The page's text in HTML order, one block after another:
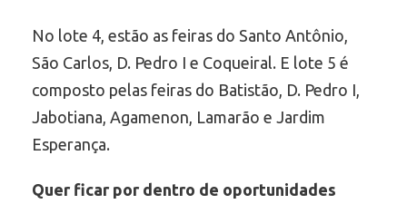
No lote 4, estão as feiras do Santo Antônio,
São Carlos, D. Pedro I e Coqueiral. E lote 5 é
composto pelas feiras do Batistão, D. Pedro I,
Jabotiana, Agamenon, Lamarão e Jardim
Esperança.
Quer ficar por dentro de oportunidades